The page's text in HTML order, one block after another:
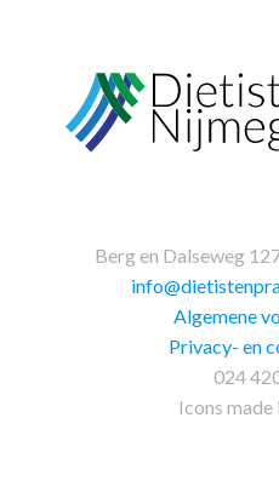
Berg en Dalseweg
Algemene
Privacy- en
024
Icons made